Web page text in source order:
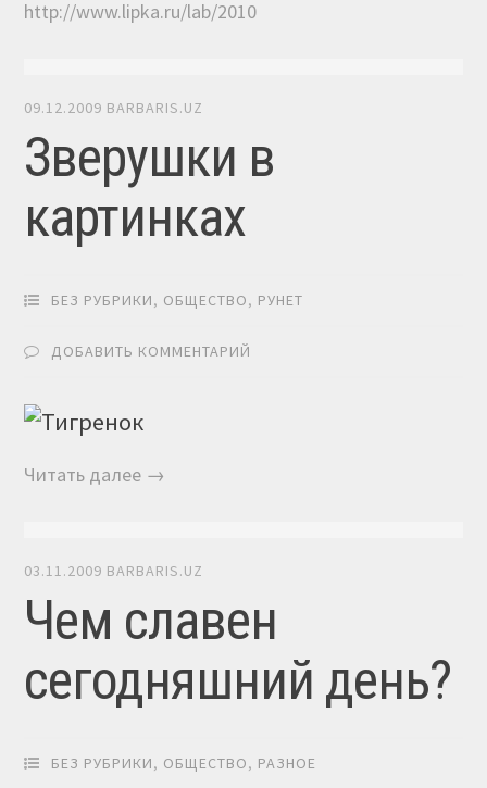
http://www.lipka.ru/lab/2010
09.12.2009 BARBARIS.UZ
Зверушки в
картинках
БЕЗ РУБРИКИ, ОБЩЕСТВО, РУНЕТ
ДОБАВИТЬ КОММЕНТАРИЙ
Читать далее →
03.11.2009 BARBARIS.UZ
Чем славен
сегодняшний день?
БЕЗ РУБРИКИ, ОБЩЕСТВО, РАЗНОЕ